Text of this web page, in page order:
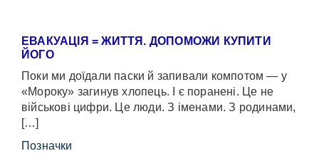
ЕВАКУАЦІЯ = ЖИТТЯ. ДОПОМОЖИ КУПИТИ
ЙОГО
Поки ми доїдали паски й запивали компотом — у
«Мороку» загинув хлопець. І є поранені. Це не
військові цифри. Це люди. З іменами. З родинами,
[…]
Позначки